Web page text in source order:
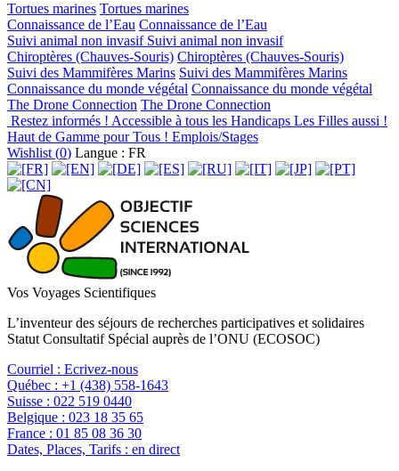
Tortues marines Tortues marines
Connaissance de l’Eau Connaissance de l’Eau
Suivi animal non invasif Suivi animal non invasif
Chiroptères (Chauves-Souris) Chiroptères (Chauves-Souris)
Suivi des Mammifères Marins Suivi des Mammifères Marins
Connaissance du monde végétal Connaissance du monde végétal
The Drone Connection The Drone Connection
Restez informés ! Accessible à tous les Handicaps Les Filles aussi !
Haut de Gamme pour Tous ! Emplois/Stages
Wishlist (0) Langue : FR
Vos Voyages Scientifiques
L’inventeur des séjours de recherches participatives et solidaires
Statut Consultatif Spécial auprès de l’ONU (ECOSOC)
Courriel : Ecrivez-nous
Québec : +1 (438) 558-1643
Suisse : 022 519 0440
Belgique : 023 18 35 65
France : 01 85 08 36 30
Dates, Places, Tarifs : en direct